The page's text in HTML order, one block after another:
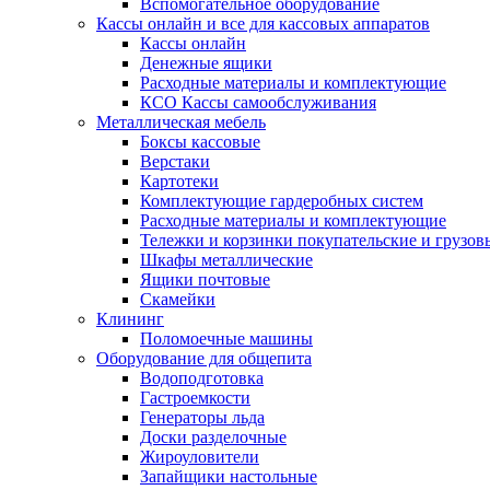
Вспомогательное оборудование
Кассы онлайн и все для кассовых аппаратов
Кассы онлайн
Денежные ящики
Расходные материалы и комплектующие
КСО Кассы самообслуживания
Металлическая мебель
Боксы кассовые
Верстаки
Картотеки
Комплектующие гардеробных систем
Расходные материалы и комплектующие
Тележки и корзинки покупательские и
Шкафы металлические
Ящики почтовые
Скамейки
Клининг
Поломоечные машины
Оборудование для общепита
Водоподготовка
Гастроемкости
Генераторы льда
Доски разделочные
Жироуловители
Запайщики настольные